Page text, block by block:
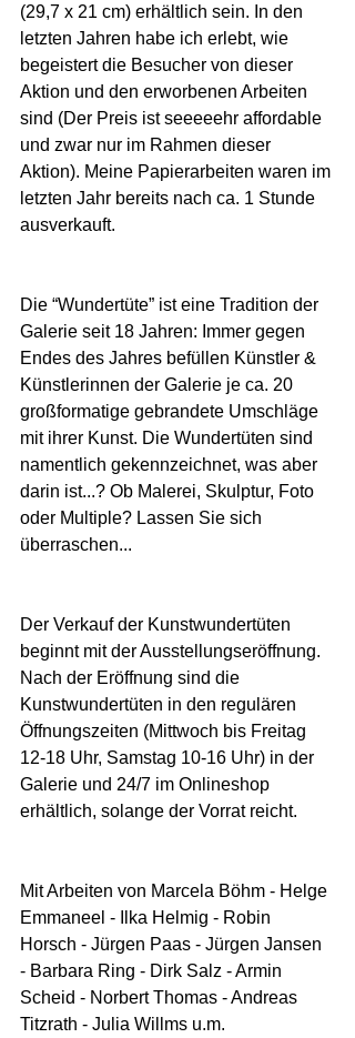
(29,7 x 21 cm) erhältlich sein. In den
letzten Jahren habe ich erlebt, wie
begeistert die Besucher von dieser
Aktion und den erworbenen Arbeiten
sind (Der Preis ist seeeeehr affordable
und zwar nur im Rahmen dieser
Aktion). Meine Papierarbeiten waren im
letzten Jahr bereits nach ca. 1 Stunde
ausverkauft.
Die “Wundertüte” ist eine Tradition der
Galerie seit 18 Jahren: Immer gegen
Endes des Jahres befüllen Künstler &
Künstlerinnen der Galerie je ca. 20
großformatige gebrandete Umschläge
mit ihrer Kunst. Die Wundertüten sind
namentlich gekennzeichnet, was aber
darin ist...? Ob Malerei, Skulptur, Foto
oder Multiple? Lassen Sie sich
überraschen...
Der Verkauf der Kunstwundertüten
beginnt mit der Ausstellungseröffnung.
Nach der Eröffnung sind die
Kunstwundertüten in den regulären
Öffnungszeiten (Mittwoch bis Freitag
12-18 Uhr, Samstag 10-16 Uhr) in der
Galerie und 24/7 im Onlineshop
erhältlich, solange der Vorrat reicht.
Mit Arbeiten von Marcela Böhm - Helge
Emmaneel - Ilka Helmig - Robin
Horsch - Jürgen Paas - Jürgen Jansen
- Barbara Ring - Dirk Salz - Armin
Scheid - Norbert Thomas - Andreas
Titzrath - Julia Willms u.m.